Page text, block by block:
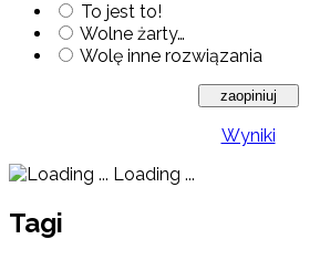
To jest to!
Wolne żarty…
Wolę inne rozwiązania
Wyniki
Loading ...
Tagi